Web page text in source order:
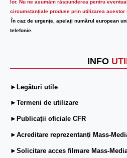
lor. Nu ne asumăm răspunderea pentru
circumstanțiale produse prin utilizarea acestor
În caz de urgenţe, apelaţi numărul european
telefonie.
INFO
►Legături utile
►Termeni de utilizare
►Publicații oficiale CFR
►Acreditare reprezentanți Mass-
►Solicitare acces filmare Mass-